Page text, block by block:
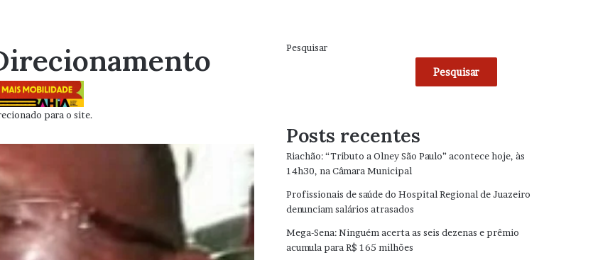
para o site.
Pesquisar
Pesquisar
Posts recentes
Riachão: “Tributo a Olney São Paulo” acontece hoje, às
14h30, na Câmara Municipal
Profissionais de saúde do Hospital Regional de Juazeiro
denunciam salários atrasados
Mega-Sena: Ninguém acerta as seis dezenas e prêmio
acumula para R$ 165 milhões